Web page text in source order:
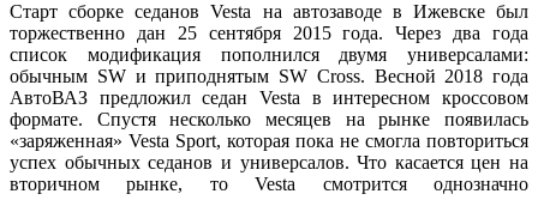
Старт сборке седанов Vesta на автозаводе в Ижевске был
торжественно дан 25 сентября 2015 года. Через два года
список модификация пополнился двумя универсалами:
обычным SW и приподнятым SW Cross. Весной 2018 года
АвтоВАЗ предложил седан Vesta в интересном кроссовом
формате. Спустя несколько месяцев на рынке появилась
«заряженная» Vesta Sport, которая пока не смогла повториться
успех обычных седанов и универсалов. Что касается цен на
вторичном рынке, то Vesta смотрится однозначно